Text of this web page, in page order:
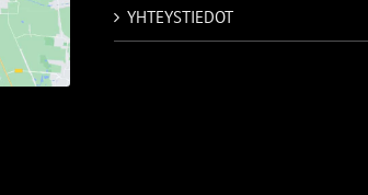
YHTEYSTIEDOT